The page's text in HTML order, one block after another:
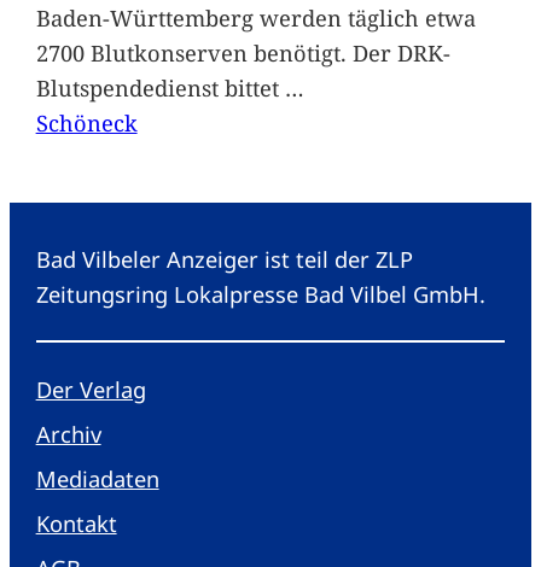
Baden-Württemberg werden täglich etwa
2700 Blutkonserven benötigt. Der DRK-
Blutspendedienst bittet …
Schöneck
Bad Vilbeler Anzeiger ist teil der ZLP
Zeitungsring Lokalpresse Bad Vilbel GmbH.
Der Verlag
Archiv
Mediadaten
Kontakt